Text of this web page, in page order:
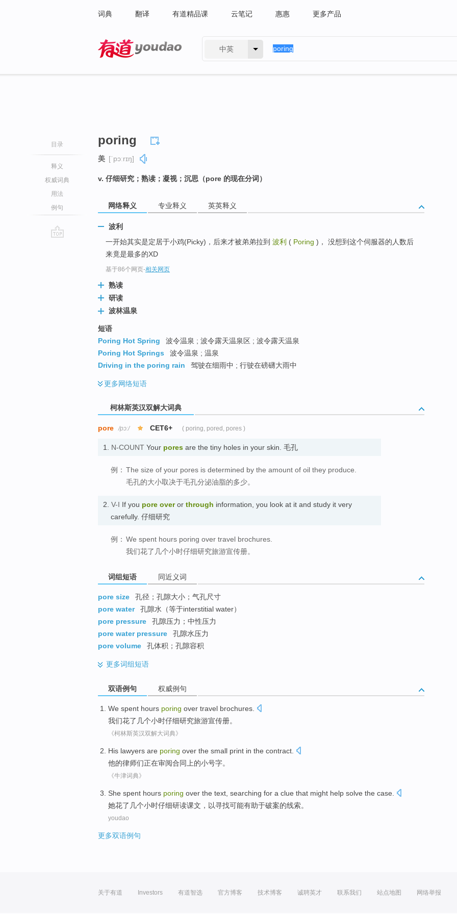
词典 翻译 有道精品课 云笔记 惠惠 更多产品
中英
目录
释义
权威词典
用法
例句
poring
美 [ˈpɔːrɪŋ]
v. 仔细研究；熟读；凝视；沉思（pore 的现在分词）
网络释义 专业释义 英英释义
波利
一开始其实是定居于小鸡(Picky)，后来才被弟弟拉到 波利 ( Poring )， 没想到这个伺服器的人数后
来竟是最多的XD
基于86个网页-相关网页
熟读
研读
波林温泉
短语
Poring Hot Spring
波令温泉 ; 波令露天温泉区 ; 波令露天温泉
Poring Hot Springs
波令温泉 ; 温泉
Driving in the poring rain
驾驶在细雨中 ; 行驶在磅礴大雨中
更多网络短语
柯林斯英汉双解大词典
pore /pɔː/ CET6+ ( poring, pored, pores )
1. N-COUNT Your pores are the tiny holes in your skin. 毛孔
例： The size of your pores is determined by the amount of oil they produce.
毛孔的大小取决于毛孔分泌油脂的多少。
2. V-I If you pore overor through information, you look at it and study it very
carefully. 仔细研究
例： We spent hours poring over travel brochures.
我们花了几个小时仔细研究旅游宣传册。
词组短语 同近义词
pore size
孔径；孔隙大小；气孔尺寸
pore water
孔隙水（等于interstitial water）
pore pressure
孔隙压力；中性压力
pore water pressure
孔隙水压力
pore volume
孔体积；孔隙容积
更多词组短语
双语例句 权威例句
We spent hours poring over travel brochures
我们花了 几个小时仔细研究旅游宣传册。
《柯林斯英汉双解大词典》
His lawyers are poring over the small print in the contract.
他的律师们正在审阅合同 上的小号字。
《牛津词典》
She spent hours poring over the text searching for a clue that might help solve the case
她花了 几个小时仔细研读课文 ，以寻找可能有助于破案的线索。
youdao
更多双语例句
关于有道 Investors 有道智选 官方博客 技术博客 诚聘英才 联系我们 站点地图 网络举报